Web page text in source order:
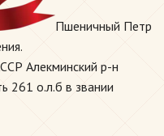
Пшеничный Петр
Алекминский р-н
261 о.л.б в звании